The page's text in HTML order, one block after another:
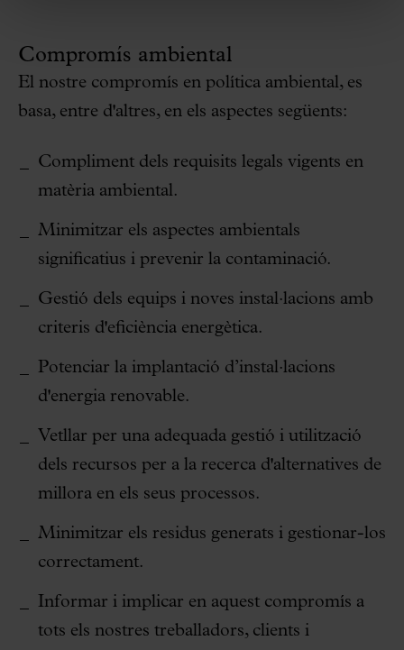
Compromís ambiental
El nostre compromís en política ambiental, es
basa, entre d'altres, en els aspectes següents:
Compliment dels requisits legals vigents en
matèria ambiental.
Minimitzar els aspectes ambientals
significatius i prevenir la contaminació.
Gestió dels equips i noves instal·lacions amb
criteris d'eficiència energètica.
Potenciar la implantació d’instal·lacions
d'energia renovable.
Vetllar per una adequada gestió i utilització
dels recursos per a la recerca d'alternatives de
millora en els seus processos.
Minimitzar els residus generats i gestionar-los
correctament.
Informar i implicar en aquest compromís a
tots els nostres treballadors, clients i